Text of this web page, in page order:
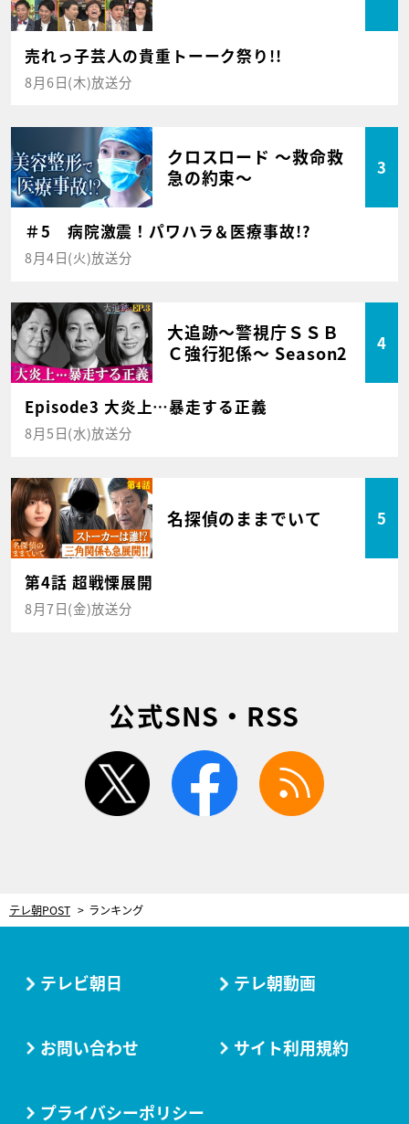
売れっ子芸人の貴重トーーク祭り!!
8月6日(木)放送分
クロスロード ～救命救
急の約束～
3
＃5 病院激震！パワハラ＆医療事故!?
8月4日(火)放送分
大追跡～警視庁ＳＳＢ
Ｃ強行犯係～ Season2
4
Episode3 大炎上…暴走する正義
8月5日(水)放送分
名探偵のままでいて 5
第4話 超戦慄展開
8月7日(金)放送分
公式SNS・RSS
twitter facebook
テレ朝POST ランキング
テレビ朝日 テレ朝動画
お問い合わせ サイト利用規約
プライバシーポリシー